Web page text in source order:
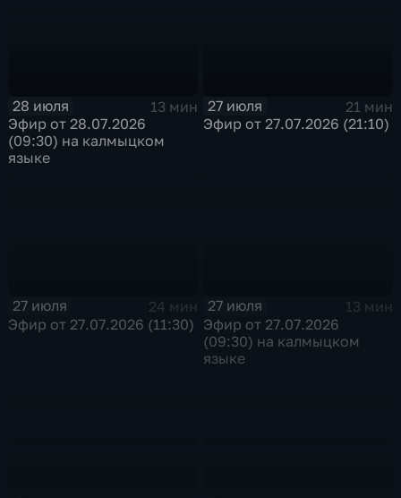
28 июля
13 мин
Эфир от 28.07.2026
(09:30) на калмыцком
языке
27 июля
21 мин
Эфир от 27.07.2026 (21:10)
27 июля
24 мин
Эфир от 27.07.2026 (11:30)
27 июля
13 мин
Эфир от 27.07.2026
(09:30) на калмыцком
языке